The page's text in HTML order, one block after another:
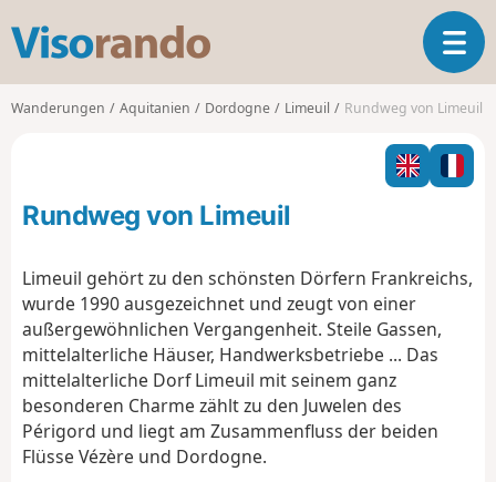
s
o
o
T
o
l
n
g
Wanderungen Aquitanien Dordogne Limeuil Rundweg von Limeuil
Rundweg von Limeuil
Limeuil gehört zu den schönsten Dörfern Frankreichs,
wurde 1990 ausgezeichnet und zeugt von einer
außergewöhnlichen Vergangenheit. Steile Gassen,
mittelalterliche Häuser, Handwerksbetriebe ... Das
mittelalterliche Dorf Limeuil mit seinem ganz
besonderen Charme zählt zu den Juwelen des
Périgord und liegt am Zusammenfluss der beiden
Flüsse Vézère und Dordogne.